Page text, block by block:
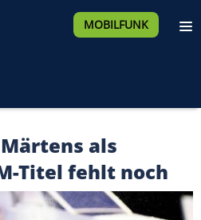
MOBILFUNK
als
Titel fehlt noch